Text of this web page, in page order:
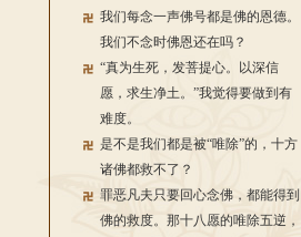
我们每念一声佛号都是佛的恩德。
我们不念时佛恩还在吗？
“真为生死，发菩提心。以深信
愿，求生净土。”我觉得要做到有
难度。
是不是我们都是被“唯除”的，十方
诸佛都救不了？
罪恶凡夫只要回心念佛，都能得到
佛的救度。那十八愿的唯除五逆，